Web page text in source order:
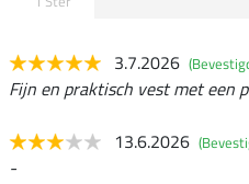
3.7.2026
Fijn en praktisch vest met een
13.6.2026
-